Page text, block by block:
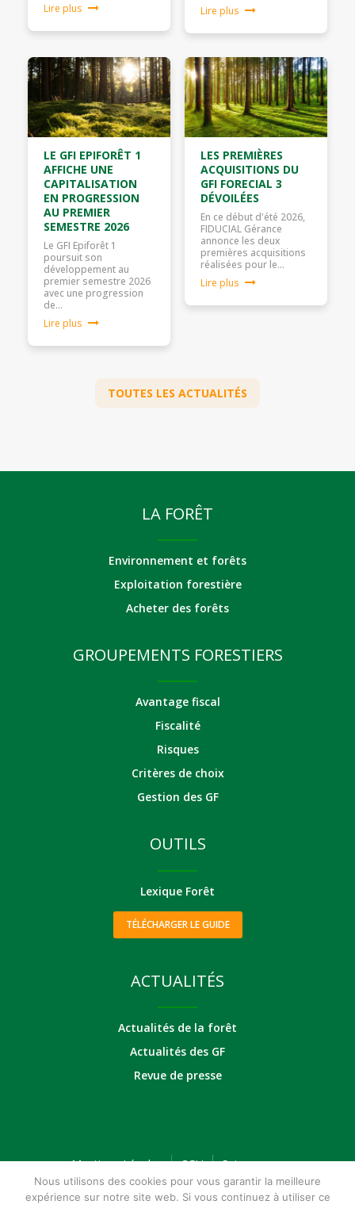
Lire plus
Lire plus
LE GFI EPIFORÊT 1
AFFICHE UNE
CAPITALISATION
EN PROGRESSION
AU PREMIER
SEMESTRE 2026
Le GFI Epiforêt 1
poursuit son
développement au
premier semestre 2026
avec une progression
de…
Lire plus
LES PREMIÈRES
ACQUISITIONS DU
GFI FORECIAL 3
DÉVOILÉES
En ce début d'été 2026,
FIDUCIAL Gérance
annonce les deux
premières acquisitions
réalisées pour le…
Lire plus
TOUTES LES ACTUALITÉS
LA FORÊT
Environnement et forêts
Exploitation forestière
Acheter des forêts
GROUPEMENTS FORESTIERS
Avantage fiscal
Fiscalité
Risques
Critères de choix
Gestion des GF
OUTILS
Lexique Forêt
TÉLÉCHARGER LE GUIDE
ACTUALITÉS
Actualités de la forêt
Actualités des GF
Revue de presse
Mentions Légales CGU Suivez-nous
Nous utilisons des cookies pour vous garantir la meilleure
expérience sur notre site web. Si vous continuez à utiliser ce